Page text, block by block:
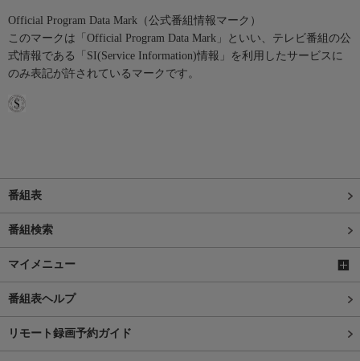
Official Program Data Mark（公式番組情報マーク）
このマークは「Official Program Data Mark」といい、テレビ番組の公
式情報である「SI(Service Information)情報」を利用したサービスに
のみ表記が許されているマークです。
番組表
番組検索
マイメニュー
番組表ヘルプ
リモート録画予約ガイド